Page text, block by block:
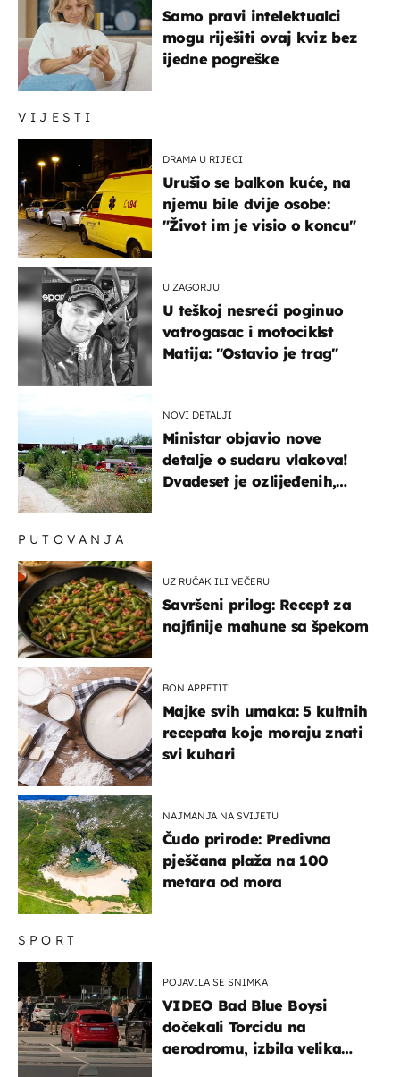
VIJESTI
DRAMA U RIJECI
Urušio se balkon kuće, na
njemu bile dvije osobe:
"Život im je visio o koncu"
U ZAGORJU
U teškoj nesreći poginuo
vatrogasac i motociklst
Matija: "Ostavio je trag"
NOVI DETALJI
Ministar objavio nove
detalje o sudaru vlakova!
Dvadeset je ozlijeđenih,
Samo pravi intelektualci
mogu riješiti ovaj kviz bez
ijedne pogreške
SPORT
POJAVILA SE SNIMKA
VIDEO Bad Blue Boysi
dočekali Torcidu na
aerodromu, izbila velika
PUTOVANJA
UZ RUČAK ILI VEČERU
Savršeni prilog: Recept za
najfinije mahune sa špekom
BON APPETIT!
Majke svih umaka: 5 kultnih
recepata koje moraju znati
svi kuhari
NAJMANJA NA SVIJETU
Čudo prirode: Predivna
pješčana plaža na 100
metara od mora